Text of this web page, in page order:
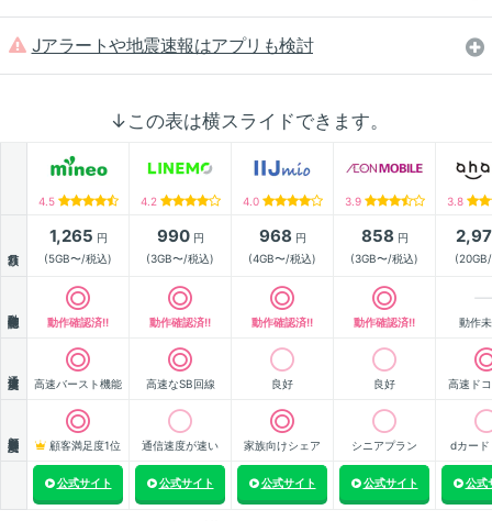
Jアラートや地震速報はアプリも検討
↓この表は横スライドできます。
4.5 4.2 4.0 3.9 3.8
1,265 円
(5GB〜/税込)
990円
(3GB〜/税込)
968 円
(4GB〜/税込)
858 円
(3GB〜/税込)
動作確認済!! 動作確認済!! 動作確認済!! 動作確認済!! 動作
高速バースト機能 高速なSB回線 良好 良好 高速ド
顧客満足度1位 通信速度が速い 家族向けシェア シニアプラン dカード
公式サイト 公式サイト 公式サイト 公式サイト 公式